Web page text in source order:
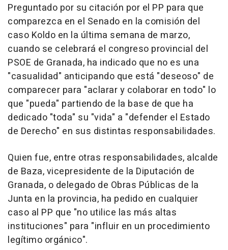
Preguntado por su citación por el PP para que
comparezca en el Senado en la comisión del
caso Koldo en la última semana de marzo,
cuando se celebrará el congreso provincial del
PSOE de Granada, ha indicado que no es una
"casualidad" anticipando que está "deseoso" de
comparecer para "aclarar y colaborar en todo" lo
que "pueda" partiendo de la base de que ha
dedicado "toda" su "vida" a "defender el Estado
de Derecho" en sus distintas responsabilidades.
Quien fue, entre otras responsabilidades, alcalde
de Baza, vicepresidente de la Diputación de
Granada, o delegado de Obras Públicas de la
Junta en la provincia, ha pedido en cualquier
caso al PP que "no utilice las más altas
instituciones" para "influir en un procedimiento
legítimo orgánico".